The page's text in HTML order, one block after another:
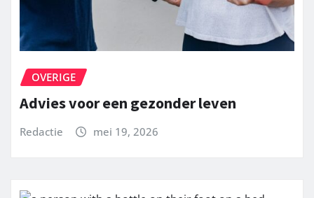
OVERIGE
Advies voor een gezonder leven
Redactie mei 19, 2026